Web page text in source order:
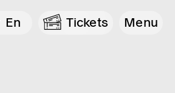
En Tickets Menu